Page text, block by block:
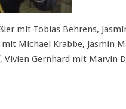
mit Tobias Behrens,
Michael Krabbe, Jasmin
Gernhard mit Marvin